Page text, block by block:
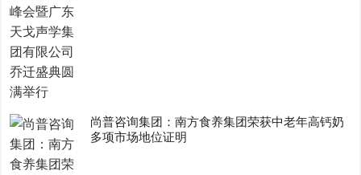
尚普咨询集团：南方食养集团荣获中老年高钙奶
多项市场地位证明